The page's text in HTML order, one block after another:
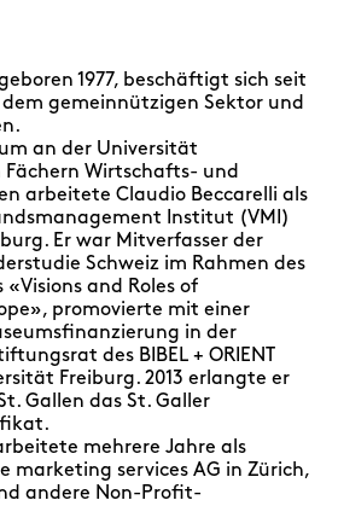
1977, beschäftigt sich seit
gemeinnützigen Sektor und
an der Universität
Fächern Wirtschafts- und
arbeitete Claudio Beccarelli als
Institut (VMI)
Er war Mitverfasser der
Schweiz im Rahmen des
«Visions and Roles of
promovierte mit einer
in der
des BIBEL + ORIENT
Freiburg. 2013 erlangte er
Gallen das St. Galler
mehrere Jahre als
marketing services AG in Zürich,
andere Non-Profit-